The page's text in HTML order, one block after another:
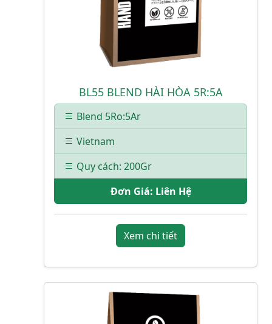
BL55 BLEND HÀI HÒA 5R:5A
Blend 5Ro:5Ar
Vietnam
Quy cách: 200Gr
Đơn Giá: Liên Hệ
Xem chi tiết